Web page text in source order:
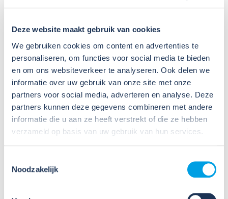
Deze website maakt gebruik van cookies
We gebruiken cookies om content en advertenties te
personaliseren, om functies voor social media te bieden
en om ons websiteverkeer te analyseren. Ook delen we
informatie over uw gebruik van onze site met onze
partners voor social media, adverteren en analyse. Deze
partners kunnen deze gegevens combineren met andere
informatie die u aan ze heeft verstrekt of die ze hebben
verzameld op basis van uw gebruik van hun services.
Noodzakelijk
Veiligheidsinformatiebladen (VIB's) of mini-VIB's
beschikbaar voor de gevaarlijke stoffen waarmee zij
werken. Dat is een belangrijke eerste stap, maar
daarmee voldoe je nog niet aan de verplichtingen
u...
Lees verder
09